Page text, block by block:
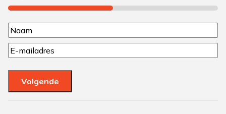
50%
N
a
a
(
N
a
E
m
a
Volgende